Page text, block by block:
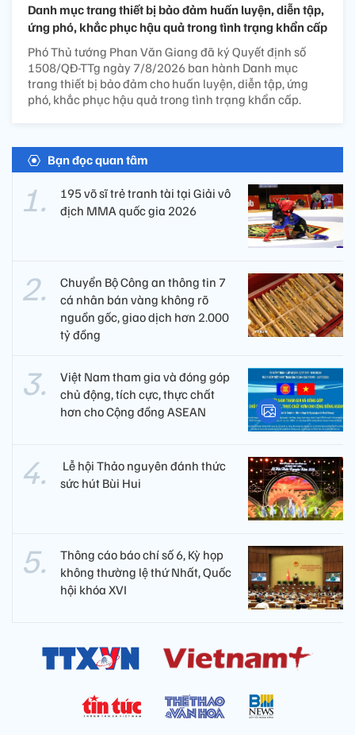
Danh mục trang thiết bị bảo đảm huấn luyện, diễn tập,
ứng phó, khắc phục hậu quả trong tình trạng khẩn cấp
Phó Thủ tướng Phan Văn Giang đã ký Quyết định số
1508/QĐ-TTg ngày 7/8/2026 ban hành Danh mục
trang thiết bị bảo đảm cho huấn luyện, diễn tập, ứng
phó, khắc phục hậu quả trong tình trạng khẩn cấp.
Bạn đọc quan tâm
195 võ sĩ trẻ tranh tài tại Giải vô
địch MMA quốc gia 2026
Chuyển Bộ Công an thông tin 7
cá nhân bán vàng không rõ
nguồn gốc, giao dịch hơn 2.000
tỷ đồng
Việt Nam tham gia và đóng góp
chủ động, tích cực, thực chất
hơn cho Cộng đồng ASEAN
​ Lễ hội Thảo nguyên đánh thức
sức hút Bùi Hui
Thông cáo báo chí số 6, Kỳ họp
không thường lệ thứ Nhất, Quốc
hội khóa XVI